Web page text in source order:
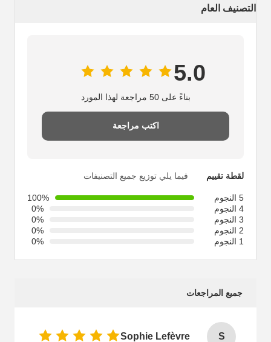
التصنيف العام
5.0
بناءً على 50 مراجعة لهذا المورد
اكتب مراجعة
لقطة تقييم فيما يلي توزيع جميع التصنيفات
5 النجوم
100%
4 النجوم
0%
3 النجوم
0%
2 النجوم
0%
1 النجوم
0%
جميع المراجعات
S
Sophie Lefèvre